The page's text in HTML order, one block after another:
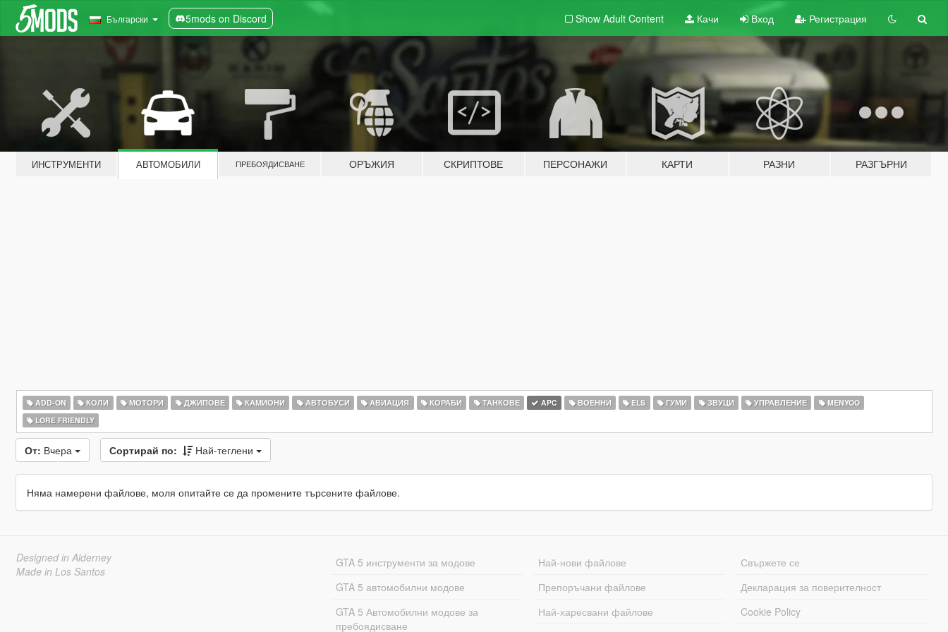
Български 5mods on Discord Show Adult Content Качи Вход Регистрация
ИНСТРУМЕНТИ АВТОМОБИЛИ ПРЕБОЯДИСВАНЕ ОРЪЖИЯ СКРИПТОВЕ ПЕРСОНАЖИ КАРТИ РАЗНИ РАЗГЪРНИ
ADD-ON КОЛИ МОТОРИ ДЖИПОВЕ КАМИОНИ АВТОБУСИ АВИАЦИЯ КОРАБИ ТАНКОВЕ APC ВОЕННИ ELS ГУМИ ЗВУЦИ УПРАВЛЕНИЕ
MENYOO
LORE FRIENDLY
От: Вчера Сортирай по: Най-теглени
Няма намерени файлове, моля опитайте се да промените търсените файлове.
Designed in Alderney
Made in Los Santos
GTA 5 инструменти за модове
GTA 5 автомобилни модове
GTA 5 Автомобилни модове за
пребоядисване
Най-нови файлове
Препоръчани файлове
Най-харесвани файлове
Свържете се
Декларация за поверителност
Cookie Policy